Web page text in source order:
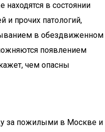
находятся в состоянии
и прочих патологий,
в обездвиженном
появлением
чем опасны
за пожилыми в Москве и